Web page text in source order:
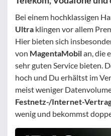
Bei einem hochklassigen
Ultra klingen vor allem
Hier bieten sich
von MagentaMobilan, die
sehr guten Service bieten.
hoch und Du erhältst im
meist weniger
Festnetz-/Internet-
wenig und bekommst